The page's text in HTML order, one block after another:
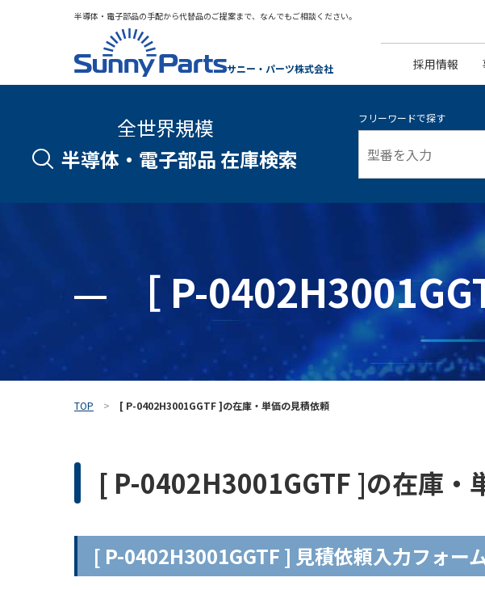
半導体・電子部品の手配から代替品のご提案まで、なんでもご相談ください。
サニー・パーツ株式会社 採用情報
全世界規模
半導体・電子部品 在庫検索
フリーワードで探す
［ P-
TOP [ P-0402H3001GGTF ]の在庫・単価の見積依頼
[ P-0402H3001GGTF ]の在庫・
[ P-0402H3001GGTF ] 見積依頼入力フォー